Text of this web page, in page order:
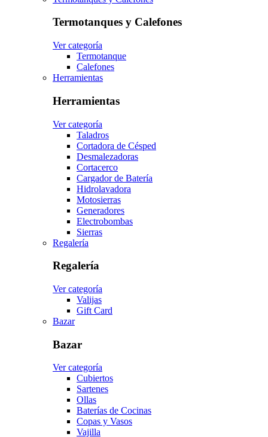
Termotanques y Calefones
Ver categoría
Termotanque
Calefones
Herramientas
Herramientas
Ver categoría
Taladros
Cortadora de Césped
Desmalezadoras
Cortacerco
Cargador de Batería
Hidrolavadora
Motosierras
Generadores
Electrobombas
Sierras
Regalería
Regalería
Ver categoría
Valijas
Gift Card
Bazar
Bazar
Ver categoría
Cubiertos
Sartenes
Ollas
Baterías de Cocinas
Copas y Vasos
Vajilla